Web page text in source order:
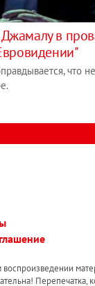
в
что
Перепечатка,